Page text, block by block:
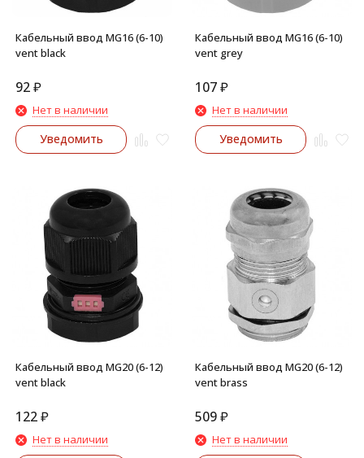
Кабельный ввод MG16 (6-10)
vent black
92₽
Нет в наличии
Уведомить
Кабельный ввод MG16 (6-10)
vent grey
107₽
Нет в наличии
Уведомить
Кабельный ввод MG20 (6-12)
vent black
122₽
Нет в наличии
Кабельный ввод MG20 (6-12)
vent brass
509₽
Нет в наличии